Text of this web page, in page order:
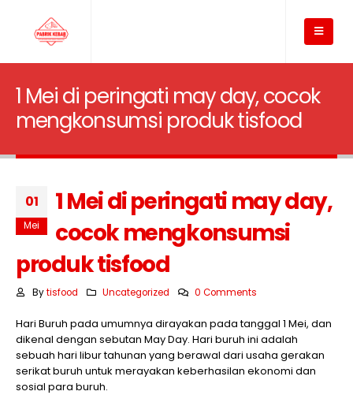
1 Mei di peringati may day, cocok
mengkonsumsi produk tisfood
01
Mei
1 Mei di peringati may day,
cocok mengkonsumsi
produk tisfood
By tisfood Uncategorized 0 Comments
Hari Buruh pada umumnya dirayakan pada tanggal 1 Mei, dan
dikenal dengan sebutan May Day. Hari buruh ini adalah
sebuah hari libur tahunan yang berawal dari usaha gerakan
serikat buruh untuk merayakan keberhasilan ekonomi dan
sosial para buruh.